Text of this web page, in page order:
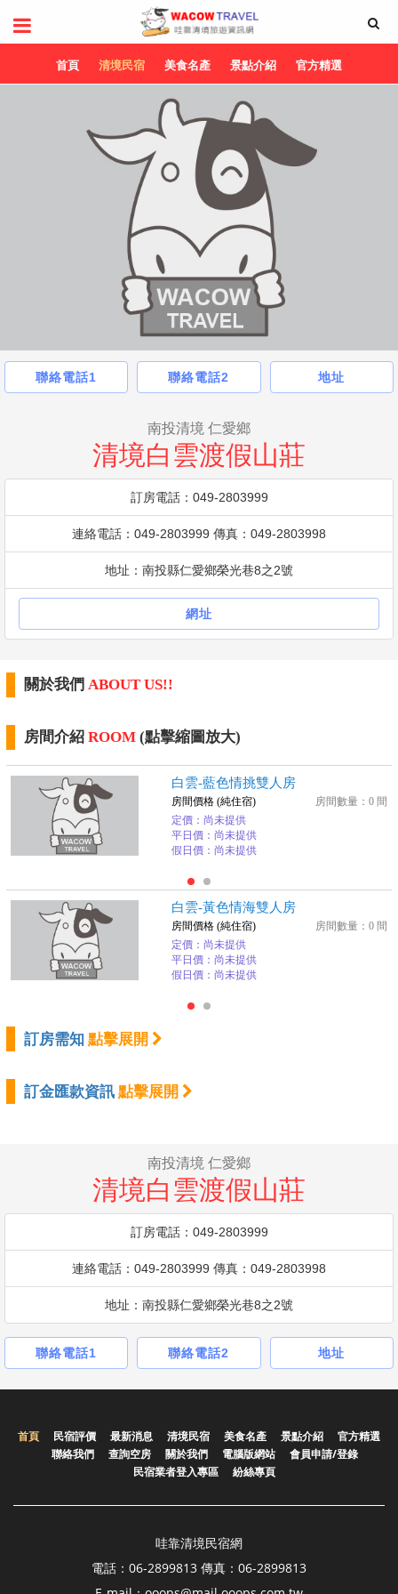
首頁 清境民宿 美食名產 景點介紹 官方精選
聯絡電話1 聯絡電話2 地址
南投清境 仁愛鄉
清境白雲渡假山莊
訂房電話：049-2803999
連絡電話：049-2803999 傳真：049-2803998
地址：南投縣仁愛鄉榮光巷8之2號
網址
關於我們 ABOUT US!!
房間介紹 ROOM (點擊縮圖放大)
白雲-藍色情挑雙人房
房間數量：0 間
房間價格 (純住宿)
定價：尚未提供
平日價：尚未提供
假日價：尚未提供
白雲-黃色情海雙人房
房間數量：0 間
房間價格 (純住宿)
定價：尚未提供
平日價：尚未提供
假日價：尚未提供
訂房需知 點擊展開
訂金匯款資訊 點擊展開
南投清境 仁愛鄉
清境白雲渡假山莊
訂房電話：049-2803999
連絡電話：049-2803999 傳真：049-2803998
地址：南投縣仁愛鄉榮光巷8之2號
聯絡電話1 聯絡電話2 地址
首頁 民宿評價 最新消息 清境民宿 美食名產 景點介紹
官方精選
聯絡我們
查詢空房 關於我們 電腦版網站
會員申請/登錄
民宿業者登入專區
紛絲專頁
哇靠清境民宿網
電話：06-2899813 傳真：06-2899813